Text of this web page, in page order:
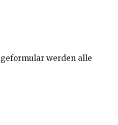
werden alle